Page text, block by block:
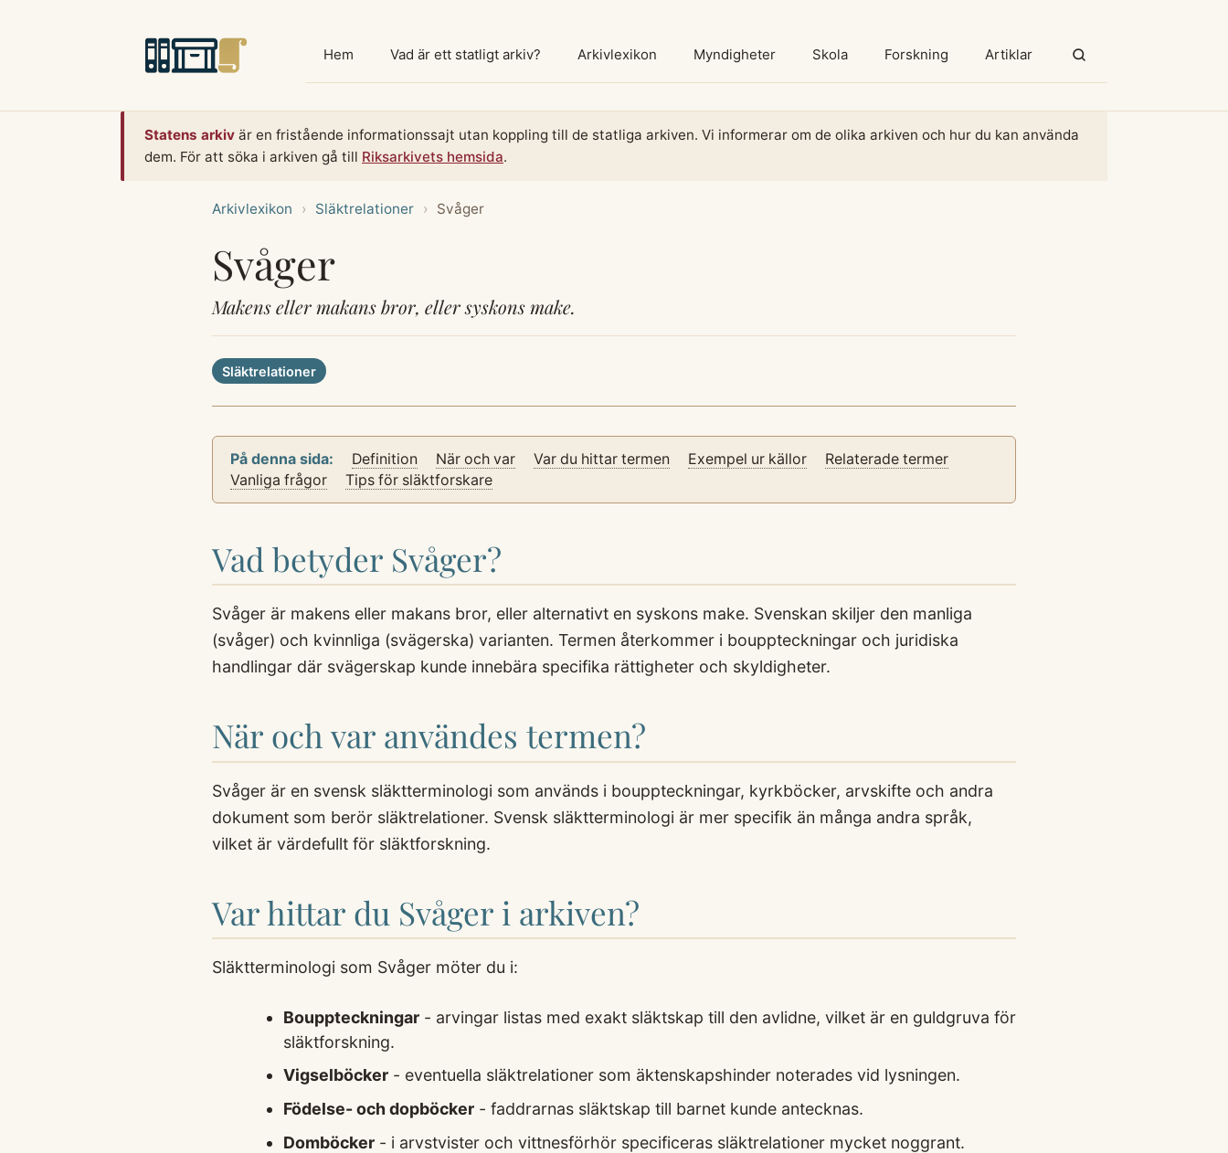
Hem Vad är ett statligt arkiv? Arkivlexikon Myndigheter Skola Forskning Artiklar
Statens arkiv är en fristående informationssajt utan koppling till de statliga arkiven. Vi informerar om de olika arkiven och hur du kan använda
dem. För att söka i arkiven gå till Riksarkivets hemsida.
Arkivlexikon › Släktrelationer › Svåger
Svåger
Makens eller makans bror, eller syskons make.
Släktrelationer
På denna sida: Definition När och var Var du hittar termen Exempel ur källor
Relaterade termer
Vanliga frågor
Tips för släktforskare
Vad betyder Svåger?
Svåger är makens eller makans bror, eller alternativt en syskons make. Svenskan skiljer den manliga
(svåger) och kvinnliga (svägerska) varianten. Termen återkommer i bouppteckningar och juridiska
handlingar där svägerskap kunde innebära specifika rättigheter och skyldigheter.
När och var användes termen?
Svåger är en svensk släktterminologi som används i bouppteckningar, kyrkböcker, arvskifte och andra
dokument som berör släktrelationer. Svensk släktterminologi är mer specifik än många andra språk,
vilket är värdefullt för släktforskning.
Var hittar du Svåger i arkiven?
Släktterminologi som Svåger möter du i:
Bouppteckningar- arvingar listas med exakt släktskap till den avlidne, vilket är en guldgruva för
släktforskning.
Vigselböcker- eventuella släktrelationer som äktenskapshinder noterades vid lysningen.
Födelse- och dopböcker- faddrarnas släktskap till barnet kunde antecknas.
Domböcker- i arvstvister och vittnesförhör specificeras släktrelationer mycket noggrant.